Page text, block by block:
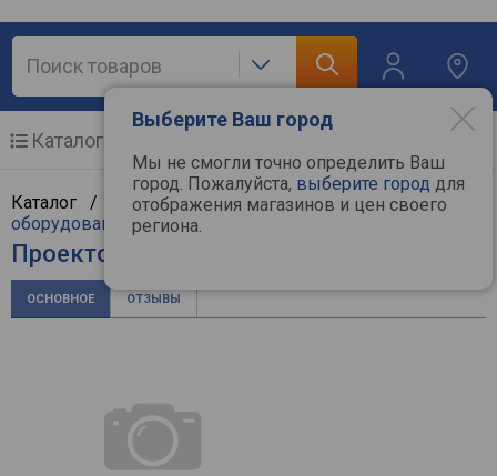
Выберите Ваш город
Мы не смогли точно определить Ваш
город. Пожалуйста, выберите город для
отображения магазинов и цен своего
региона.
Каталог
Каталог / ТВ и видеотехника/Проекционное
оборудование /Проекторы
Проектор Asus B1M
ОСНОВНОЕ ОТЗЫВЫ